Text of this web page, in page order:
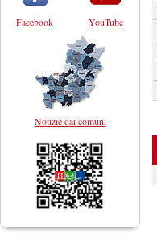
Facebook YouTube
Notizie dai comuni